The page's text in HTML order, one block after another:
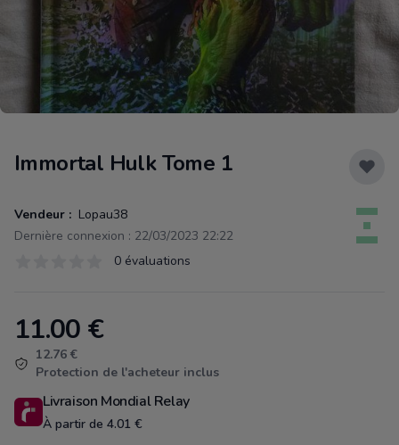
Immortal Hulk Tome 1
Vendeur : Lopau38
Dernière connexion : 22/03/2023 22:22
0 évaluations
Product information
11.00 €
12.76 €
Protection de l'acheteur inclus
Livraison Mondial Relay
À partir de 4.01 €